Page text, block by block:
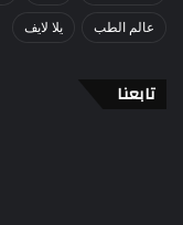
عالم الطب يلا لايف
تابعنا